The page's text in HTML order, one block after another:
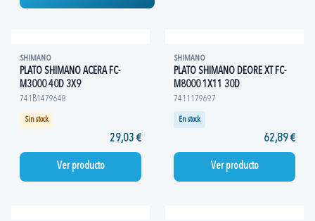
SHIMANO
PLATO SHIMANO ACERA FC-
M3000 40D 3X9
741B1479648
Sin stock
29,03 €
Ver producto
SHIMANO
PLATO SHIMANO DEORE XT FC-
M8000 1X11 30D
7411179697
En stock
62,89 €
Ver producto